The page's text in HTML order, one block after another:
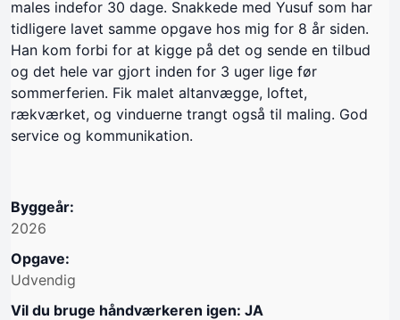
males indefor 30 dage. Snakkede med Yusuf som har
tidligere lavet samme opgave hos mig for 8 år siden.
Han kom forbi for at kigge på det og sende en tilbud
og det hele var gjort inden for 3 uger lige før
sommerferien. Fik malet altanvægge, loftet,
rækværket, og vinduerne trangt også til maling. God
service og kommunikation.
Byggeår:
2026
Opgave:
Udvendig
Vil du bruge håndværkeren igen: JA